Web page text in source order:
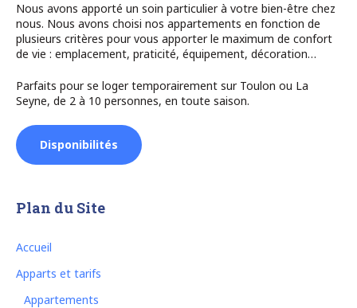
Nous avons apporté un soin particulier à votre bien-être chez
nous. Nous avons choisi nos appartements en fonction de
plusieurs critères pour vous apporter le maximum de confort
de vie : emplacement, praticité, équipement, décoration…
Parfaits pour se loger temporairement sur Toulon ou La
Seyne, de 2 à 10 personnes, en toute saison.
Disponibilités
Plan du Site
Accueil
Apparts et tarifs
Appartements